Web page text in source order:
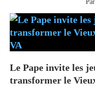
Le Pape invite les
transformer le